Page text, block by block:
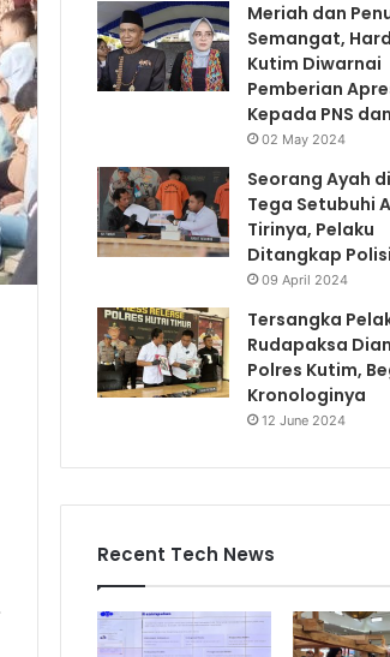
Meriah dan
Semangat,
Kutim Diwarnai
Pemberian
Kepada PNS
02 May 2024
Seorang Ayah
Tega Setubuhi
Tirinya, Pelaku
Ditangkap Polisi
09 April 2024
Tersangka
Rudapaksa
Polres Kutim,
Kronologinya
12 June 2024
Recent Tech News